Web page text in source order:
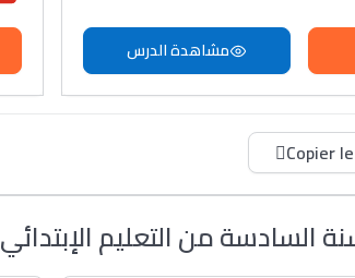
مشاهدة الدرس
Copier
السادسة من التعليم الإبتدائي